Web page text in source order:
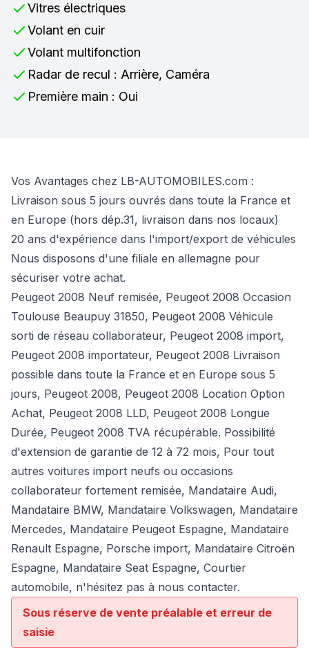
Vitres électriques
Volant en cuir
Volant multifonction
Radar de recul : Arrière, Caméra
Première main : Oui
Vos Avantages chez LB-AUTOMOBILES.com :
Livraison sous 5 jours ouvrés dans toute la France et
en Europe (hors dép.31, livraison dans nos locaux)
20 ans d'expérience dans l'import/export de véhicules
Nous disposons d'une filiale en allemagne pour
sécuriser votre achat.
Peugeot 2008 Neuf remisée, Peugeot 2008 Occasion
Toulouse Beaupuy 31850, Peugeot 2008 Véhicule
sorti de réseau collaborateur, Peugeot 2008 import,
Peugeot 2008 importateur, Peugeot 2008 Livraison
possible dans toute la France et en Europe sous 5
jours, Peugeot 2008, Peugeot 2008 Location Option
Achat, Peugeot 2008 LLD, Peugeot 2008 Longue
Durée, Peugeot 2008 TVA récupérable. Possibilité
d'extension de garantie de 12 à 72 mois, Pour tout
autres voitures import neufs ou occasions
collaborateur fortement remisée, Mandataire Audi,
Mandataire BMW, Mandataire Volkswagen, Mandataire
Mercedes, Mandataire Peugeot Espagne, Mandataire
Renault Espagne, Porsche import, Mandataire Citroën
Espagne, Mandataire Seat Espagne, Courtier
automobile, n'hésitez pas à nous contacter.
Sous réserve de vente préalable et erreur de
saisie